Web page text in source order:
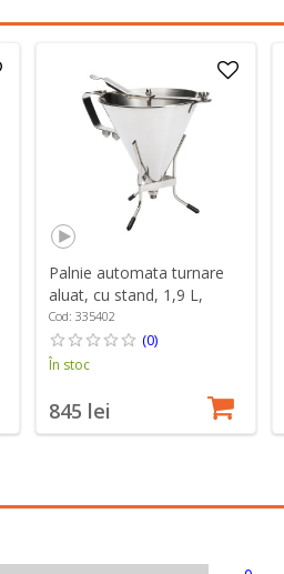
Palnie automata turnare
aluat, cu stand, 1,9 L,
"KWIK PRO" - de Buyer
Cod: 335402
(0)
În stoc
845 lei